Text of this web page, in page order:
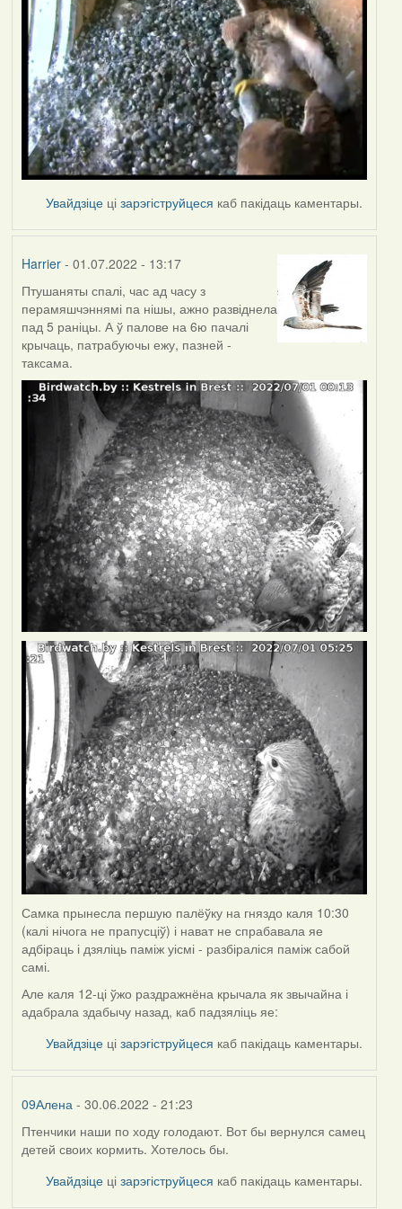
Увайдзіце цізарэгіструйцеся каб пакідаць каментары.
Harrier- 01.07.2022 - 13:17
Птушаняты спалі, час ад часу з
перамяшчэннямі па нішы, ажно развіднела
пад 5 раніцы. А ў палове на 6ю пачалі
крычаць, патрабуючы ежу, пазней -
таксама.
Самка прынесла першую палёўку на гняздо каля 10:30
(калі нічога не прапусціў) і нават не спрабавала яе
адбіраць і дзяліць паміж уісмі - разбіраліся паміж сабой
самі.
Але каля 12-ці ўжо раздражнёна крычала як звычайна і
адабрала здабычу назад, каб падзяліць яе:
Увайдзіце цізарэгіструйцеся каб пакідаць каментары.
09Алена - 30.06.2022 - 21:23
Птенчики наши по ходу голодают. Вот бы вернулся самец
детей своих кормить. Хотелось бы.
Увайдзіце цізарэгіструйцеся каб пакідаць каментары.